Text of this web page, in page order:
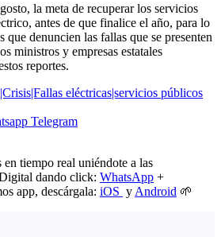
la meta de recuperar los servicios
antes de que finalice el año, para lo
que denuncien las fallas que se presenten
ministros y empresas estatales
reportes.
eléctricas|servicios públicos
Telegram
tiempo real uniéndote a las
dando click: WhatsApp +
app, descárgala: iOS y Android 🌱